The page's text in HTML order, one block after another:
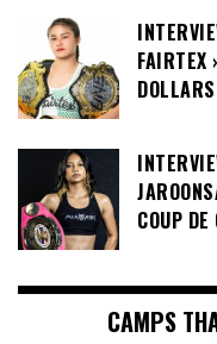
COUP DE
CAMPS